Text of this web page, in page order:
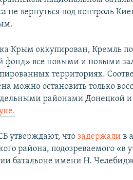
не вернуться под контроль
Крым оккупирован, Кремль
фонд» все новыми и новыми
территориях.
можно остановить только
районами Донецкой и
утверждают, чтозадержали в
района, подозреваемого «в
батальоне имени Н.